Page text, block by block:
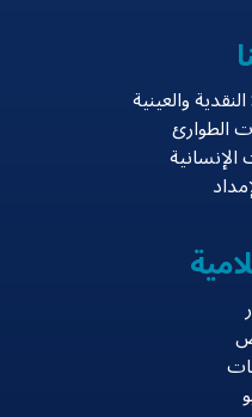
والعينية
الطوارئ